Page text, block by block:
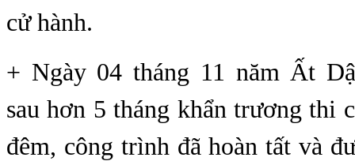
cử hành.
+ Ngày 04 tháng 11 năm Ất
sau hơn 5 tháng khẩn trương thi
đêm, công trình đã hoàn tất và